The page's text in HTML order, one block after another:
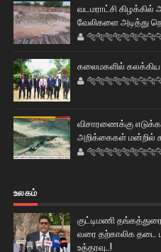
வடமராட்சி
வேலிகளை அடித்து
கலைமகளில்
விசாரணைக்கு
அறிக்கைகள் மன்றில்
உலகம்
குட்டிமணி
வரை தற்காலிக தடை
உத்தரவு..!